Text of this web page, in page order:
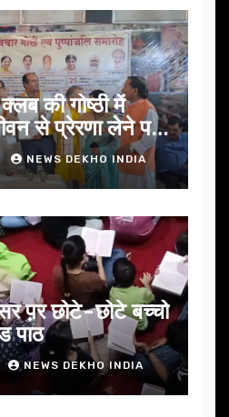
की गोष्ठी में
से प्रेरणा लेने पर
NEWS DEKHO INDIA
प़र छोटे-छोटे बच्चो
पाठ
NEWS DEKHO INDIA